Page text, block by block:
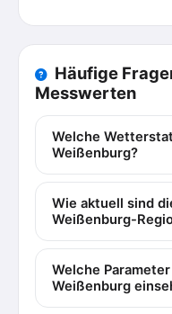
Häufige
Messwerten
Welche
Weißenburg?
Wie aktuell sind
Weißenburg-
Welche
Weißenburg